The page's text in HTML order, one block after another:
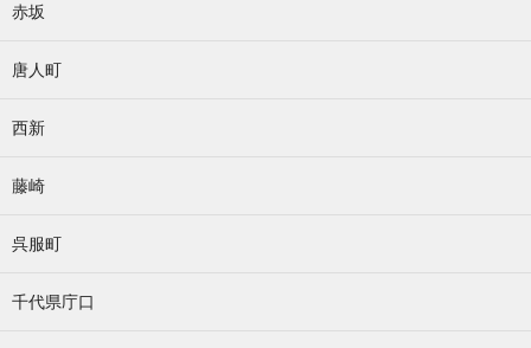
赤坂
唐人町
西新
藤崎
呉服町
千代県庁口